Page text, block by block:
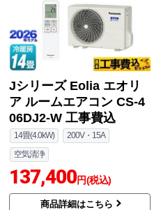
Jシリーズ Eolia エオリ
ア ルームエアコン CS-4
06DJ2-W 工事費込
14畳(4.0kW)
200V・15A
空気清浄
137,400円(税込)
商品詳細はこちら